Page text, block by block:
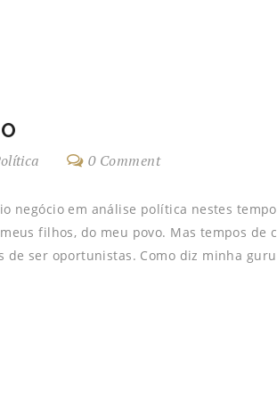
0 Comment
negócio em análise política nestes
filhos, do meu povo. Mas tempos de
ser oportunistas. Como diz minha